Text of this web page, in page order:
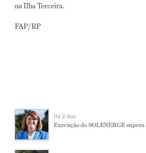
na Ilha Terceira.
FAP/RP
Há 2 dias
Execução do SOLENERGE supera